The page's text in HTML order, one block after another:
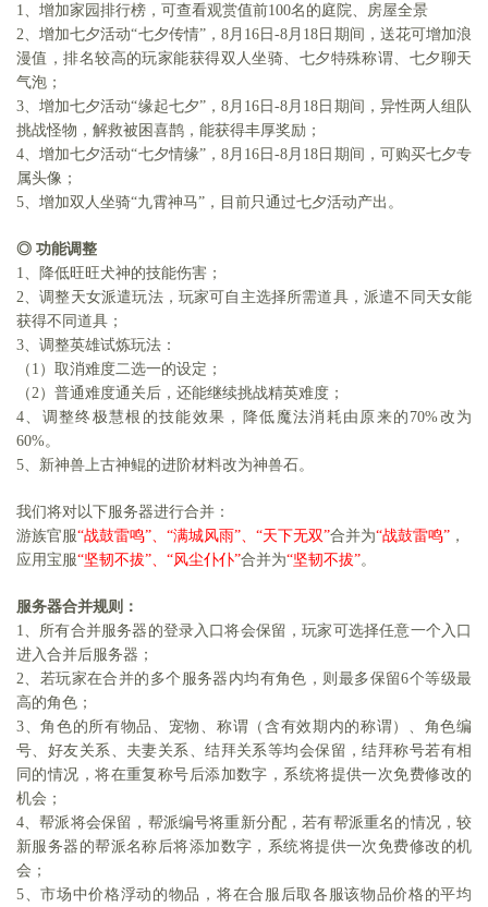
1、增加家园排行榜，可查看观赏值前100名的庭院、房屋全景
2、增加七夕活动“七夕传情”，8月16日-8月18日期间，送花可增加浪
漫值，排名较高的玩家能获得双人坐骑、七夕特殊称谓、七夕聊天
气泡；
3、增加七夕活动“缘起七夕”，8月16日-8月18日期间，异性两人组队
挑战怪物，解救被困喜鹊，能获得丰厚奖励；
4、增加七夕活动“七夕情缘”，8月16日-8月18日期间，可购买七夕专
属头像；
5、增加双人坐骑“九霄神马”，目前只通过七夕活动产出。
◎ 功能调整
1、降低旺旺犬神的技能伤害；
2、调整天女派遣玩法，玩家可自主选择所需道具，派遣不同天女能
获得不同道具；
3、调整英雄试炼玩法：
（ 1）取消难度二选一的设定；
（ 2）普通难度通关后，还能继续挑战精英难度；
4、调整终极慧根的技能效果，降低魔法消耗由原来的70%改为
60%。
5、新神兽上古神鲲的进阶材料改为神兽石。
我们将对以下服务器进行合并：
游族官服“战鼓雷鸣”、“满城风雨”、“天下无双”合并为“战鼓雷鸣”，
应用宝服“坚韧不拔”、“风尘仆仆”合并为“坚韧不拔”。
服务器合并规则：
1、所有合并服务器的登录入口将会保留，玩家可选择任意一个入口
进入合并后服务器；
2、若玩家在合并的多个服务器内均有角色，则最多保留6个等级最
高的角色；
3、角色的所有物品、宠物、称谓（含有效期内的称谓）、角色编
号、好友关系、夫妻关系、结拜关系等均会保留，结拜称号若有相
同的情况，将在重复称号后添加数字，系统将提供一次免费修改的
机会；
4、帮派将会保留，帮派编号将重新分配，若有帮派重名的情况，较
新服务器的帮派名称后将添加数字，系统将提供一次免费修改的机
会；
5、市场中价格浮动的物品，将在合服后取各服该物品价格的平均